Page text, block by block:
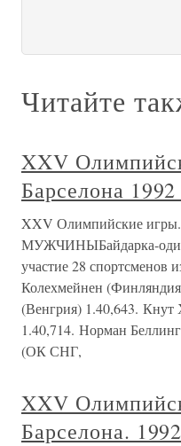
Читайте
XXV
Барселона 1992
XXV Олимпийские игры.
МУЖЧИНЫБайдарка-
участие 28 спортсменов
Колехмейнен
(Венгрия) 1.40,643. Кнут
1.40,714. Норман
(ОК СНГ,
XXV
Барселона.